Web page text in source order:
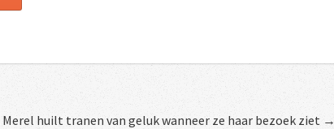
Merel huilt tranen van geluk wanneer ze haar bezoek ziet →